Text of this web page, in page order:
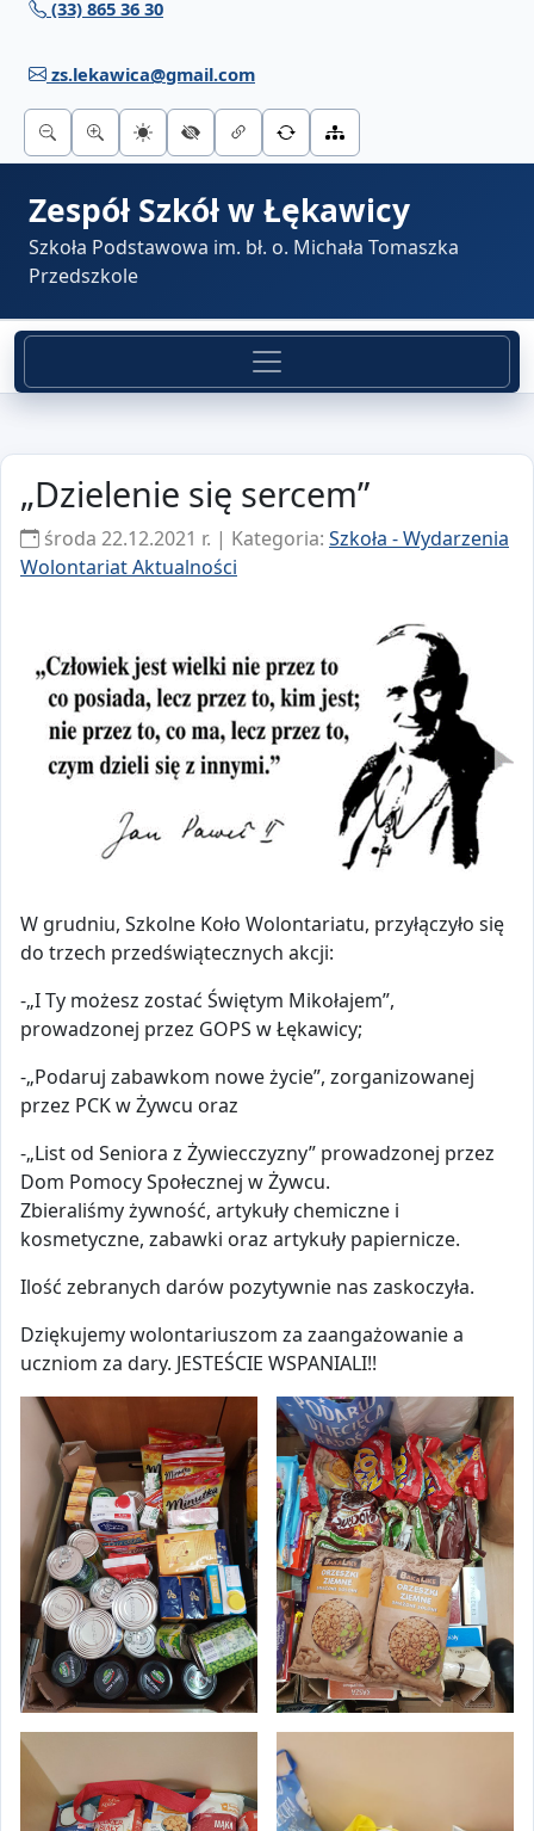
Przejdź do treści
(33) 865 36 30
zs.lekawica@gmail.com
Zespół Szkół w Łękawicy
Szkoła Podstawowa im. bł. o. Michała Tomaszka
Przedszkole
„Dzielenie się sercem”
środa 22.12.2021 r. | Kategoria: Szkoła - Wydarzenia
Wolontariat Aktualności
W grudniu, Szkolne Koło Wolontariatu, przyłączyło się
do trzech przedświątecznych akcji:
-„I Ty możesz zostać Świętym Mikołajem”,
prowadzonej przez GOPS w Łękawicy;
-„Podaruj zabawkom nowe życie”, zorganizowanej
przez PCK w Żywcu oraz
-„List od Seniora z Żywiecczyzny” prowadzonej przez
Dom Pomocy Społecznej w Żywcu.
Zbieraliśmy żywność, artykuły chemiczne i
kosmetyczne, zabawki oraz artykuły papiernicze.
Ilość zebranych darów pozytywnie nas zaskoczyła.
Dziękujemy wolontariuszom za zaangażowanie a
uczniom za dary. JESTEŚCIE WSPANIALI!!